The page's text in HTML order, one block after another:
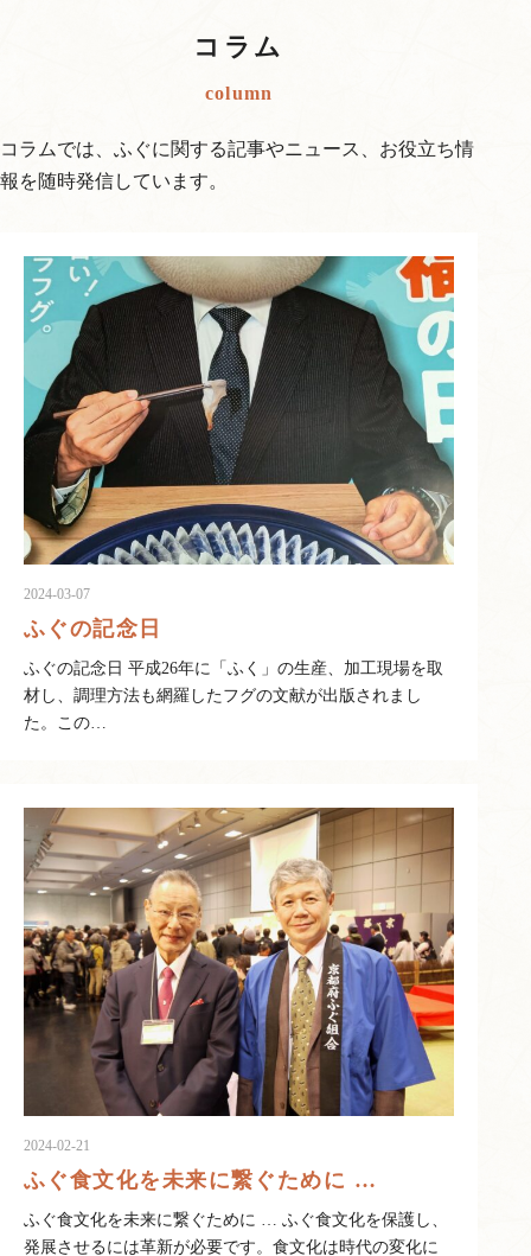
コラム
column
コラムでは、ふぐに関する記事やニュース、お役立ち情
報を随時発信しています。
2024-03-07
ふぐの記念日
ふぐの記念日 平成26年に「ふく」の生産、加工現場を取
材し、調理方法も網羅したフグの文献が出版されまし
た。この…
2024-02-21
ふぐ食文化を未来に繋ぐために …
ふぐ食文化を未来に繋ぐために … ふぐ食文化を保護し、
発展させるには革新が必要です。食文化は時代の変化に